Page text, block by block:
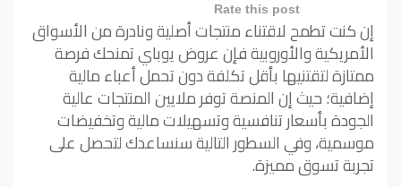
Rate this post
إن كنت تطمح لاقتناء منتجات أصلية ونادرة من الأسواق
الأمريكية والأوروبية فإن عروض يوباي تمنحك فرصة
ممتازة لتقتنيها بأقل تكلفة دون تحمل أعباء مالية
إضافية؛ حيث إن المنصة توفر ملايين المنتجات عالية
الجودة بأسعار تنافسية وتسهيلات مالية وتخفيضات
موسمية، وفي السطور التالية سنساعدك لتحصل على
تجربة تسوق مميزة.